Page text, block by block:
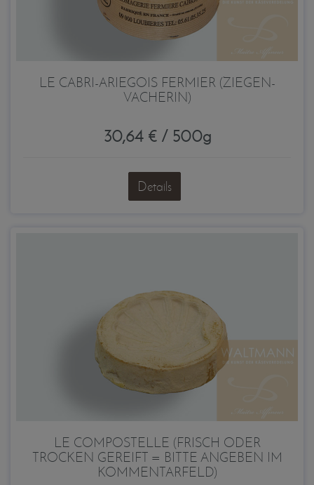
LE CABRI-ARIEGOIS FERMIER (ZIEGEN-
VACHERIN)
30,64 € / 500g
Details
LE COMPOSTELLE (FRISCH ODER
TROCKEN GEREIFT = BITTE ANGEBEN IM
KOMMENTARFELD)